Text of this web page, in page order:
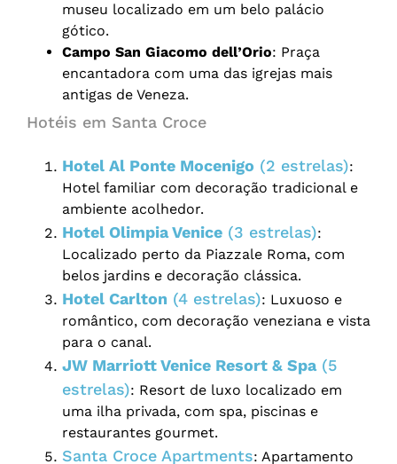
museu localizado em um belo palácio
gótico.
Campo San Giacomo dell’Orio: Praça
encantadora com uma das igrejas mais
antigas de Veneza.
Hotéis em Santa Croce
Hotel Al Ponte Mocenigo (2 estrelas):
Hotel familiar com decoração tradicional e
ambiente acolhedor.
Hotel Olimpia Venice (3 estrelas):
Localizado perto da Piazzale Roma, com
belos jardins e decoração clássica.
Hotel Carlton (4 estrelas): Luxuoso e
romântico, com decoração veneziana e vista
para o canal.
JW Marriott Venice Resort & Spa(5
estrelas): Resort de luxo localizado em
uma ilha privada, com spa, piscinas e
restaurantes gourmet.
Santa Croce Apartments: Apartamento